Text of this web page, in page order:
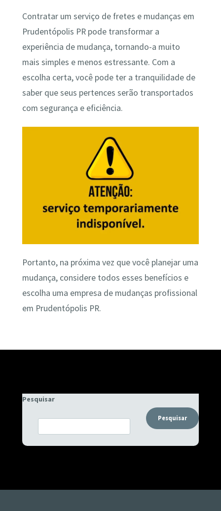
Contratar um serviço de fretes e mudanças em
Prudentópolis PR pode transformar a
experiência de mudança, tornando-a muito
mais simples e menos estressante. Com a
escolha certa, você pode ter a tranquilidade de
saber que seus pertences serão transportados
com segurança e eficiência.
Portanto, na próxima vez que você planejar uma
mudança, considere todos esses benefícios e
escolha uma empresa de mudanças profissional
em Prudentópolis PR.
Pesquisar
Pesquisar